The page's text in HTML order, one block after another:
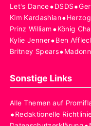
Let's Dance•DSDS•
Kim Kardashian•
Prinz William •König
Kylie Jenner•Ben
Britney Spears•
Sonstige Links
Alle Themen auf
•Redaktionelle